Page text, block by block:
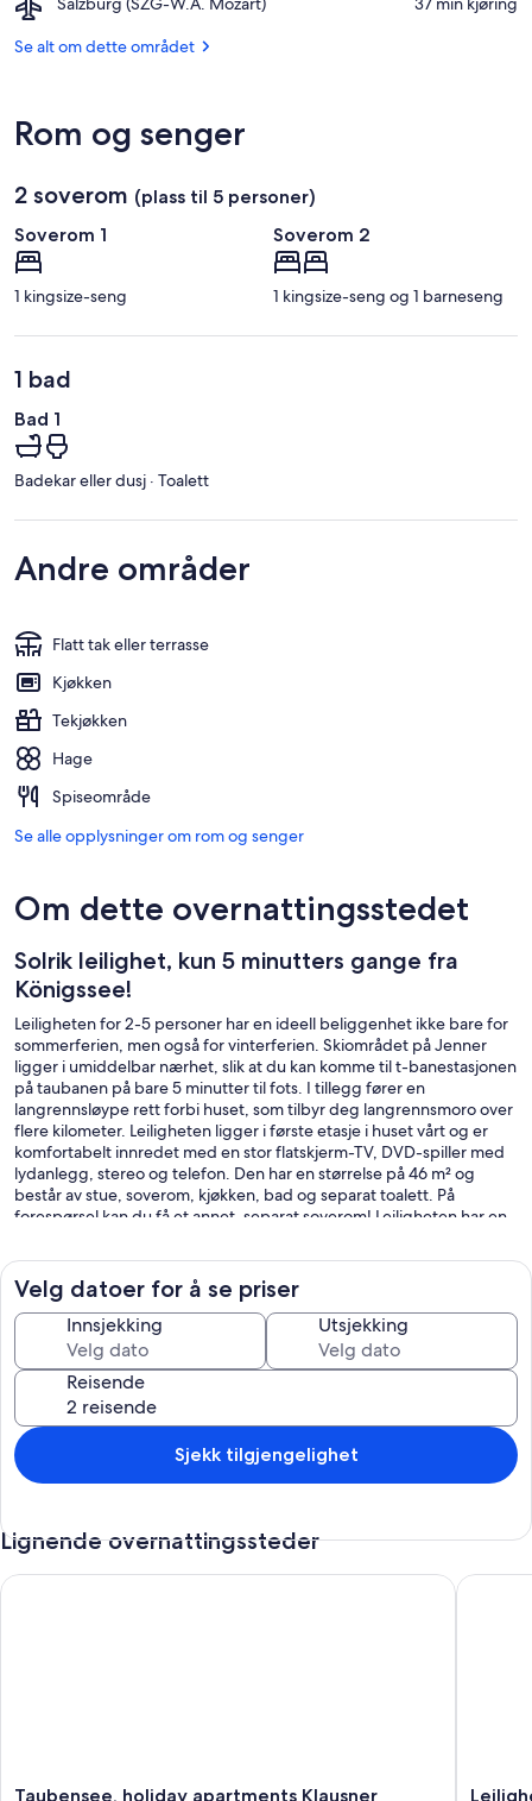
nasjonalpark
(SZG-
Se alt om dette området
Rom og senger
2 soverom (plass til 5 personer)
Soverom 1
1 kingsize-seng
Soverom 2
1 kingsize-seng og 1 barneseng
1 bad
Bad 1
Badekar eller dusj · Toalett
Andre områder
Flatt tak eller terrasse
Kjøkken
Tekjøkken
Hage
Spiseområde
Se alle opplysninger om rom og senger
Om dette overnattingsstedet
Solrik leilighet, kun 5 minutters gange fra
Königssee!
Leiligheten for 2-5 personer har en ideell beliggenhet ikke bare for
sommerferien, men også for vinterferien. Skiområdet på Jenner
ligger i umiddelbar nærhet, slik at du kan komme til t-banestasjonen
på taubanen på bare 5 minutter til fots. I tillegg fører en
langrennsløype rett forbi huset, som tilbyr deg langrennsmoro over
flere kilometer. Leiligheten ligger i første etasje i huset vårt og er
komfortabelt innredet med en stor flatskjerm-TV, DVD-spiller med
lydanlegg, stereo og telefon. Den har en størrelse på 46 m² og
består av stue, soverom, kjøkken, bad og separat toalett. På
forespørsel kan du få et annet, separat soverom! Leiligheten har en
eller ettermiddagskaffe. Du har din egen parkeringsplass for bilen
din
Velg datoer for å se priser
Innsjekking Utsjekking
Reisende
Sjekk tilgjengelighet
Lignende overnattingssteder
Taubensee,
Taubensee, holiday apartments Klausner
Taubensee, holiday apartments Klausner
Leilighet